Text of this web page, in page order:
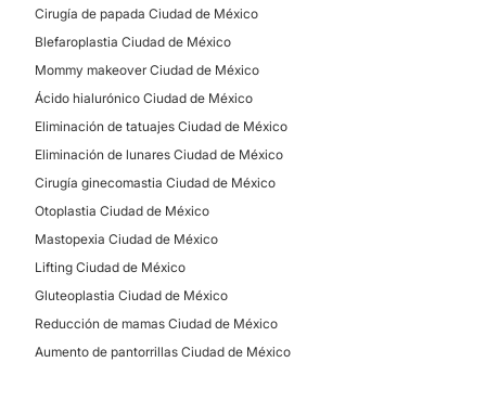
DERMATOLOGÍA
Eliminación de verrugas
Eliminación de lunares
Carcinoma Basocelular
CIRUGÍA ÍNTIMA
Labioplastia
Cirugía de papada Ciudad de México
Blefaroplastia Ciudad de México
Mommy makeover Ciudad de México
Ácido hialurónico Ciudad de México
Eliminación de tatuajes Ciudad de México
Eliminación de lunares Ciudad de México
Cirugía ginecomastia Ciudad de México
Otoplastia Ciudad de México
Mastopexia Ciudad de México
Lifting Ciudad de México
Gluteoplastia Ciudad de México
Reducción de mamas Ciudad de México
Aumento de pantorrillas Ciudad de México